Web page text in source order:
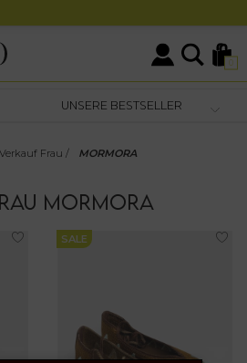
0
Frau / MORMORA
MORMORA
SALE